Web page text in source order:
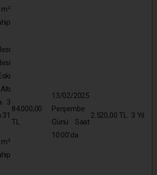
3
84.000,00
TL
13/02/2025
Perşembe
Günü Saat
10:00’da
2.520,00 TL 3 Yıl